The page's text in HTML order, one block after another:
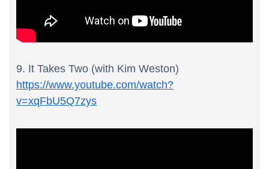
9. It Takes Two (with Kim Weston)
https://www.youtube.com/watch?
v=xqFbU5Q7zys